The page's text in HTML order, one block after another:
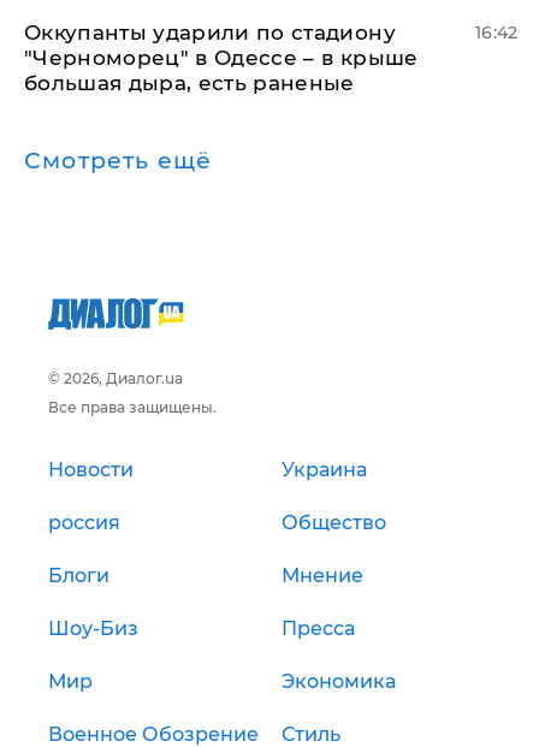
Оккупанты ударили по стадиону
"Черноморец" в Одессе – в крыше
большая дыра, есть раненые
16:42
Смотреть ещё
© 2026, Диалог.ua
Все права защищены.
Новости Украина
россия Общество
Блоги Мнение
Шоу-Биз Пресса
Мир Экономика
Военное Обозрение Стиль